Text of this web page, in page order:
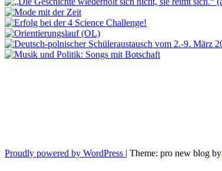
Proudly powered by WordPress | Theme: pro new blog by